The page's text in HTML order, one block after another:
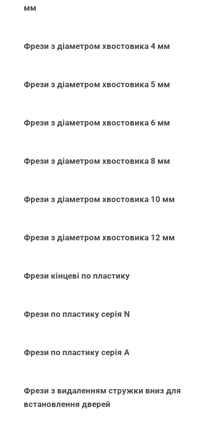
мм
Фрези з діаметром хвостовика 4 мм
Фрези з діаметром хвостовика 5 мм
Фрези з діаметром хвостовика 6 мм
Фрези з діаметром хвостовика 8 мм
Фрези з діаметром хвостовика 10 мм
Фрези з діаметром хвостовика 12 мм
Фрези кінцеві по пластику
Фрези по пластику серія N
Фрези по пластику серія А
Фрези з видаленням стружки вниз для
встановлення дверей